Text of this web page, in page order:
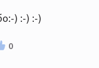
) :-) :-)
0